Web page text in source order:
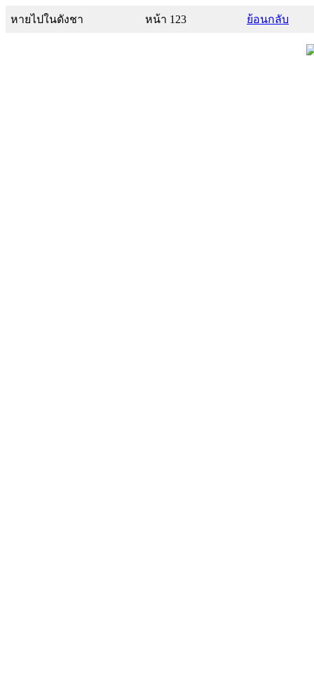
หายไปในดังชา หน้า 123 ย้อนกลับ